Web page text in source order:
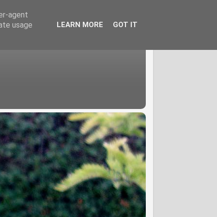
agent
usage
LEARN MORE GOT IT